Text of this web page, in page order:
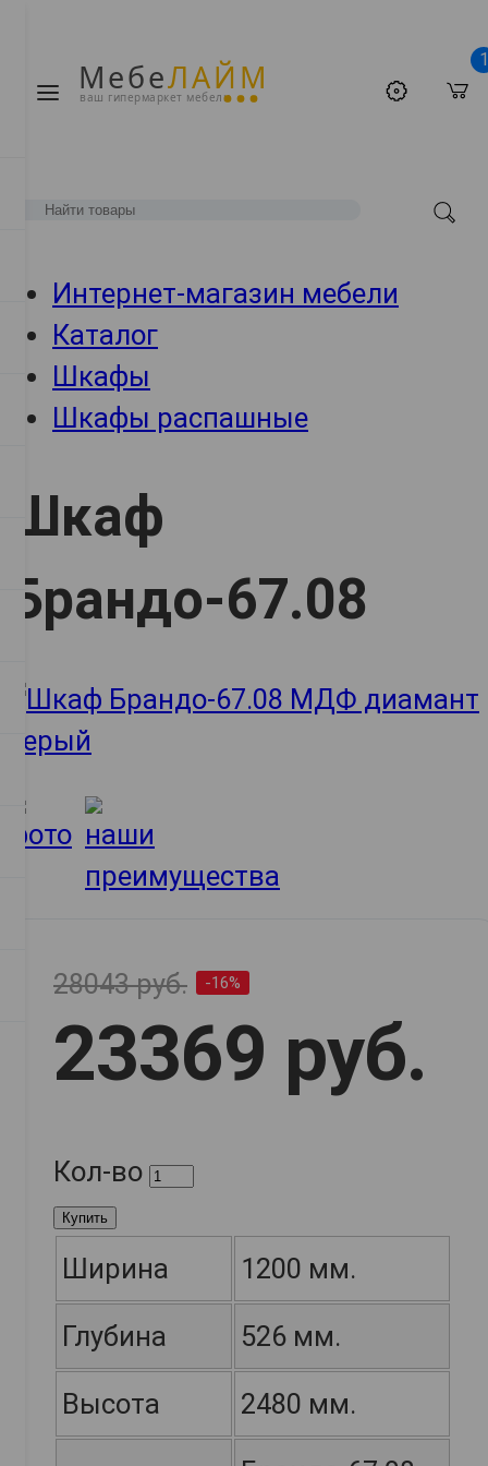
МебеЛАЙМ
ваш гипермаркет мебели
1
Интернет-магазин мебели
Каталог
Шкафы
Шкафы распашные
Шкаф
Брандо-67.08
28043 руб. -16%
23369 руб.
Кол-во
Купить
Ширина 1200 мм.
Глубина 526 мм.
Высота 2480 мм.